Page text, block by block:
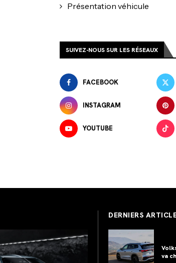
Présentation véhicule
SUIVEZ-NOUS SUR LES RÉSEAUX
FACEBOOK
INSTAGRAM
YOUTUBE
DERNIERS
va